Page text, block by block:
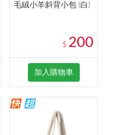
毛絨小羊斜背小包 (白)
$ 200
加入購物車